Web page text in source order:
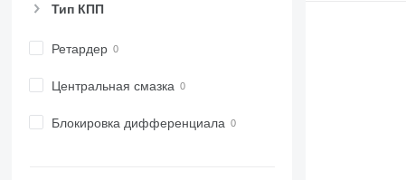
Тип КПП
Ретардер
Центральная смазка
Блокировка дифференциала